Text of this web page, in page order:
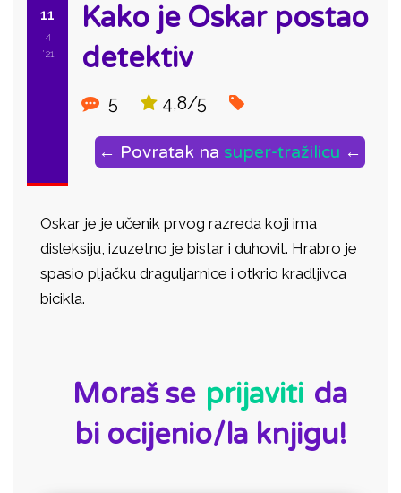
11
4
'21
Kako je Oskar postao
detektiv
5 4,8/5
← Povratak na super-tražilicu ←
Oskar je je učenik prvog razreda koji ima
disleksiju, izuzetno je bistar i duhovit. Hrabro je
spasio pljačku draguljarnice i otkrio kradljivca
bicikla.
Moraš se prijaviti da
bi ocijenio/la knjigu!